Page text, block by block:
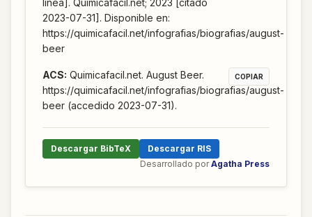
2023-07-31]. Disponible en:
https://quimicafacil.net/infografias/biografias/august-
beer
ACS: Quimicafacil.net. August Beer.
https://quimicafacil.net/infografias/biografias/august-
beer (accedido 2023-07-31).
COPIAR
Descargar BibTeX
Descargar RIS
Desarrollado por Agatha Press